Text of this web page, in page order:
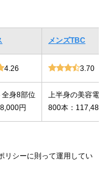
メンズTBC
4.26 3.70
身8部位
円
上半身の美容電
800本：117,480
リシーに則って運用してい